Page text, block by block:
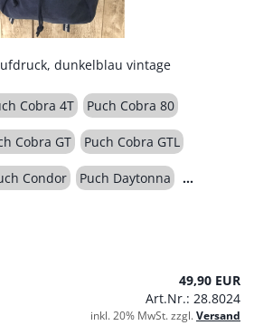
dunkelblau vintage
Cobra 4T Puch Cobra 80
Cobra GT Puch Cobra GTL
Condor Puch Daytonna
49,90 EUR
Art.Nr.: 28.8024
inkl. 20% MwSt. zzgl.Versand